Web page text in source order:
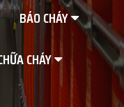
BÁO CHÁY
CHÁY